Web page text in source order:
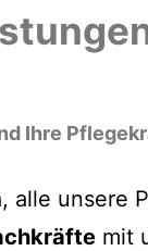
Ihre
alle unsere
mit